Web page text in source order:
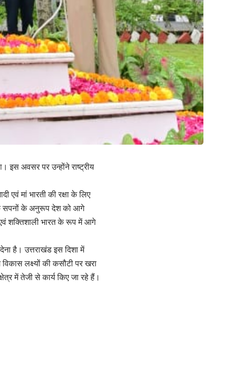
इस अवसर पर उन्होंने राष्ट्रीय
एवं मां भारती की रक्षा के लिए
के सपनों के अनुरूप देश को आगे
शक्तिशाली भारत के रूप में आगे
है। उत्तराखंड इस दिशा में
लक्ष्यों की कसौटी पर खरा
में तेजी से कार्य किए जा रहे हैं।